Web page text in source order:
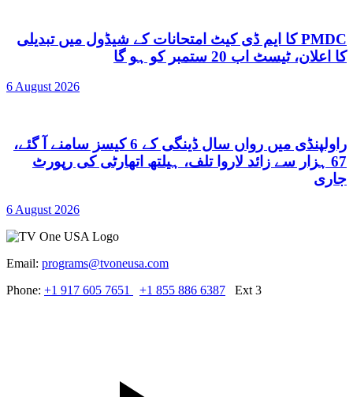
PMDC کا ایم ڈی کیٹ امتحانات کے شیڈول میں تبدیلی
کا اعلان، ٹیسٹ اب 20 ستمبر کو ہو گا
6 August 2026
راولپنڈی میں رواں سال ڈینگی کے 6 کیسز سامنے آ گئے،
67 ہزار سے زائد لاروا تلف، ہیلتھ اتھارٹی کی رپورٹ
جاری
6 August 2026
Email: programs@tvoneusa.com
Phone: +1 917 605 7651 +1 855 886 6387 Ext 3